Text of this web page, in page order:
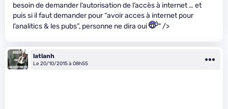
besoin de demander l’autorisation de l’accès à internet … et
puis si il faut demander pour “avoir acces à internet pour
l’analitics & les pubs”, personne ne dira oui
" />
latlanh
Le 20/10/2015 à 08h55